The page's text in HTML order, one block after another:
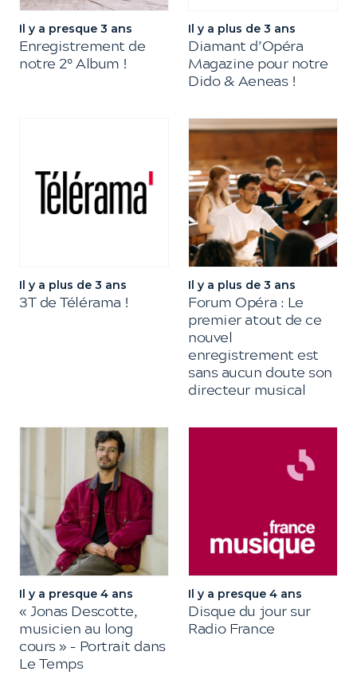
Il y a presque 3 ans
Enregistrement de
notre 2° Album !
Il y a plus de 3 ans
Diamant d’Opéra
Magazine pour notre
Dido & Aeneas !
Il y a plus de 3 ans
3T de Télérama !
Il y a plus de 3 ans
Forum Opéra : Le
premier atout de ce
nouvel
enregistrement est
sans aucun doute son
directeur musical
Il y a presque 4 ans
« Jonas Descotte,
musicien au long
cours » – Portrait dans
Le Temps
Il y a presque 4 ans
Disque du jour sur
Radio France